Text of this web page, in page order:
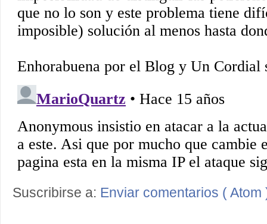
Suscribirse a: Enviar comentarios ( Atom